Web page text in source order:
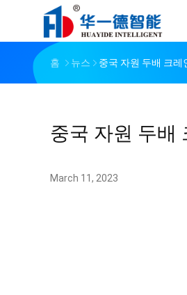
홈 뉴스 중국 자원 두배 크레
중국 자원 두배
March 11, 2023